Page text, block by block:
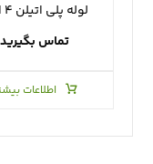
لوله پلی اتیلن ۴ اینچ
تماس بگیرید
اطلاعات